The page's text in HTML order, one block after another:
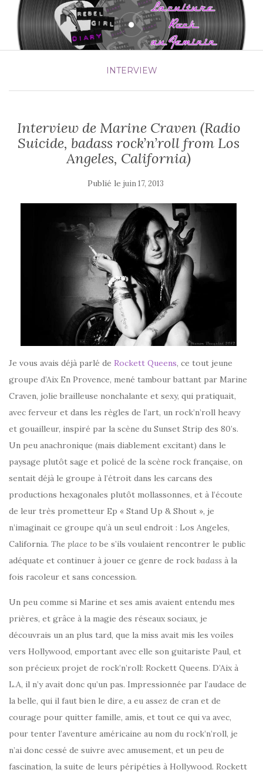
INTERVIEW
Interview de Marine Craven (Radio
Suicide, badass rock’n’roll from Los
Angeles, California)
Publié le juin 17, 2013
Je vous avais déjà parlé de Rockett Queens, ce tout jeune
groupe d’Aix En Provence, mené tambour battant par Marine
Craven, jolie brailleuse nonchalante et sexy, qui pratiquait,
avec ferveur et dans les règles de l’art, un rock’n’roll heavy
et gouailleur, inspiré par la scène du Sunset Strip des 80’s.
Un peu anachronique (mais diablement excitant) dans le
paysage plutôt sage et policé de la scène rock française, on
sentait déjà le groupe à l’étroit dans les carcans des
productions hexagonales plutôt mollassonnes, et à l’écoute
de leur très prometteur Ep « Stand Up & Shout », je
n’imaginait ce groupe qu’à un seul endroit : Los Angeles,
California. The place to be s’ils voulaient rencontrer le public
adéquate et continuer à jouer ce genre de rock badass à la
fois racoleur et sans concession.
Un peu comme si Marine et ses amis avaient entendu mes
prières, et grâce à la magie des réseaux sociaux, je
découvrais un an plus tard, que la miss avait mis les voiles
vers Hollywood, emportant avec elle son guitariste Paul, et
son précieux projet de rock’n’roll: Rockett Queens. D’Aix à
L.A, il n’y avait donc qu’un pas. Impressionnée par l’audace de
la belle, qui il faut bien le dire, a eu assez de cran et de
courage pour quitter famille, amis, et tout ce qui va avec,
pour tenter l’aventure américaine au nom du rock’n’roll, je
n’ai donc cessé de suivre avec amusement, et un peu de
fascination, la suite de leurs péripéties à Hollywood. Rockett